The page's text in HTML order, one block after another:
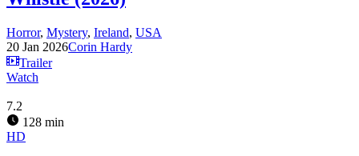
Horror, Mystery, Ireland, USA
20 Jan 2026Corin Hardy
Trailer
Watch
7.2
128 min
HD